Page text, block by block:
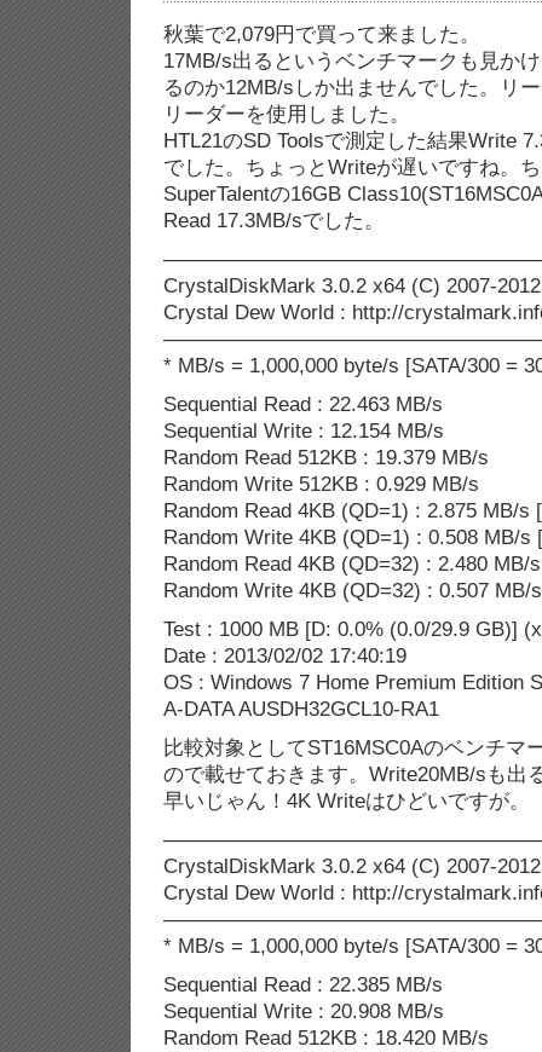
秋葉で2,079円で買って来ました。
17MB/s出るというベンチマークも見か
るのか12MB/sしか出ませんでした。リ
リーダーを使用しました。
HTL21のSD Toolsで測定した結果Write
でした。ちょっとWriteが遅いですね。
SuperTalentの16GB
Read 17.3MB/sでした。
CrystalDiskMark 3.0.2 x64 (C) 2007-
Crystal Dew World : http://
* MB/s = 1,000,000 byte/s [SATA/300 =
Sequential Read : 22.463 MB/s
Sequential Write : 12.154 MB/s
Random Read 512KB : 19.379 MB/s
Random Write 512KB : 0.929 MB/s
Random Read 4KB (QD=1) : 2.875 MB/s
Random Write 4KB (QD=1) : 0.508 MB/s
Random Read 4KB (QD=32) : 2.480 MB/
Random Write 4KB (QD=32) : 0.507 MB/
Test : 1000 MB [D: 0.0% (0.0/29.9 GB)]
Date : 2013/02/02 17:40:19
OS : Windows 7 Home Premium Edition
A-DATA AUSDH32GCL10-RA1
比較対象としてST16MSC0Aのベンチマ
ので載せておきます。Write20MB/sも出
早いじゃん！4K Writeはひどいですが。
CrystalDiskMark 3.0.2 x64 (C) 2007-
Crystal Dew World : http://
* MB/s = 1,000,000 byte/s [SATA/300 =
Sequential Read : 22.385 MB/s
Sequential Write : 20.908 MB/s
Random Read 512KB : 18.420 MB/s